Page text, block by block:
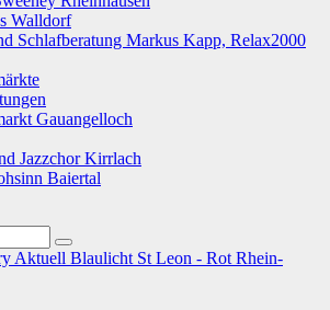
Walldorf
Schlafberatung Markus Kapp, Relax2000
Gauangelloch
Jazzchor Kirrlach
Baiertal
Aktuell Blaulicht St Leon - Rot Rhein-